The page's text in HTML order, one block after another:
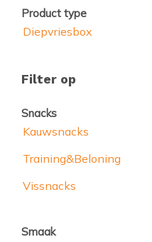
Product type
Diepvriesbox
Filter op
Snacks
Kauwsnacks
Training&Beloning
Vissnacks
Smaak